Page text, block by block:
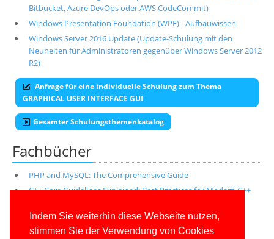
Indem Sie weiterhin diese Webseite nutzen,
stimmen Sie der Verwendung von Cookies
Bitbucket, Azure DevOps oder AWS CodeCommit)
Windows Presentation Foundation (WPF) - Aufbauwissen
Windows Server 2016 Update (Update-Schulung mit den
Neuheiten für Administratoren gegenüber Windows Server 2012
R2)
Anfrage für eine individuelle Schulung zum Thema
GRAPHICAL USER INTERFACE GUI
Gesamter Schulungsthemenkatalog
Fachbücher
PHP and MySQL: The Comprehensive Guide
C++ Core Guidelines Explained: Best Practices for Modern C++
Alle unsere aktuellen Fachbücher
E-Book-Abo für ab 99 Euro im Jahr